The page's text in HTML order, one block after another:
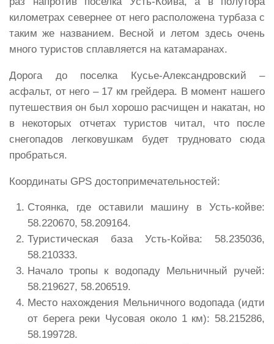
километрах севернее от него расположена турбаза с
таким же названием. Весной и летом здесь очень
много туристов сплавляется на катамаранах.
Дорога до поселка Кусье-Александровский –
асфальт, от него – 17 км грейдера. В момент нашего
путешествия он был хорошо расчищен и накатан, но
в некоторых отчетах туристов читал, что после
снегопадов легковушкам будет трудновато сюда
пробраться.
Координаты GPS достопримечательностей:
Стоянка, где оставили машину в Усть-койве:
58.220670, 58.209164.
Туристическая база Усть-Койва: 58.235036,
58.210333.
Начало тропы к водопаду Мельничный ручей:
58.219627, 58.206519.
Место нахождения Мельничного водопада (идти
от берега реки Чусовая около 1 км): 58.215286,
58.199728.